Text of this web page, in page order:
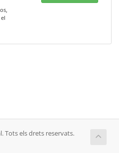
Tots els drets reservats.